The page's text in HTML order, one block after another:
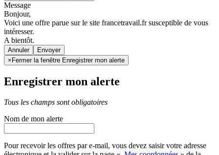
Message
Bonjour,
Voici une offre parue sur le site francetravail.fr susceptible de vous
intéresser.
A bientôt.
Annuler
× Fermer la fenêtre Enregistrer mon alerte
Enregistrer mon alerte
Tous les champs sont obligatoires
Nom de mon alerte
Pour recevoir les offres par e-mail, vous devez saisir votre adresse